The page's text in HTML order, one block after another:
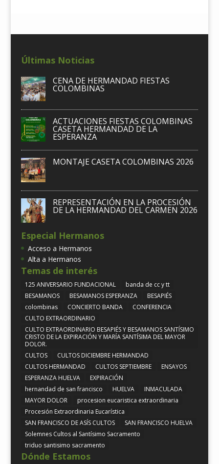
Últimas Noticias
CENA DE HERMANDAD FIESTAS
COLOMBINAS
ACTUACIONES FIESTAS COLOMBINAS
CASETA HERMANDAD DE LA
ESPERANZA
MONTAJE CASETA COLOMBINAS 2026
REPRESENTACIÓN EN LA PROCESIÓN
DE LA HERMANDAD DEL CARMEN 2026
Especial Hermanos
Acceso a Hermanos
Alta a Hermanos
Temas de interés
125 ANIVERSARIO FUNDACIONAL
banda de cc y tt
BESAMANOS
BESAMANOS ESPERANZA
BESAPIÉS
colombinas
CONCIERTO BANDA
CONFERENCIA
CULTO EXTRAORDINARIO
CULTO EXTRAORDINARIO BESAPIÉS Y BESAMANOS SANTÍSIMO
CRISTO DE LA EXPIRACIÓN Y MARÍA SANTÍSIMA DEL MAYOR
DOLOR.
CULTOS
CULTOS DICIEMBRE HERMANDAD
CULTOS HERMANDAD
CULTOS SEPTIEMBRE
ENSAYOS
ESPERANZA HUELVA
EXPIRACIÓN
hernandad de san francisco
HUELVA
INMACULADA
MAYOR DOLOR
procesion eucaristica extraordinaria
Procesión Extraordinaria Eucarística
SAN FRANCISCO DE ASÍS CULTOS
SAN FRANCISCO HUELVA
Solemnes Cultos al Santísimo Sacramento
triduo santisimo sacramento
Dónde Estamos